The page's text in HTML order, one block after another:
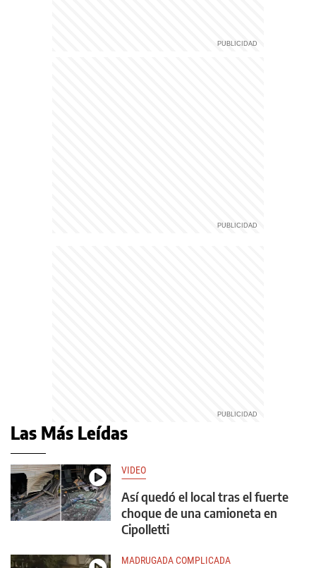
Las Más Leídas
VIDEO
Así quedó el local tras el fuerte
choque de una camioneta en
Cipolletti
MADRUGADA COMPLICADA